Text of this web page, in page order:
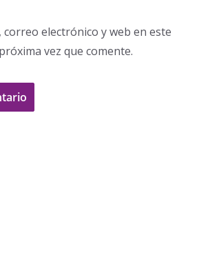
electrónico y web en este
vez que comente.